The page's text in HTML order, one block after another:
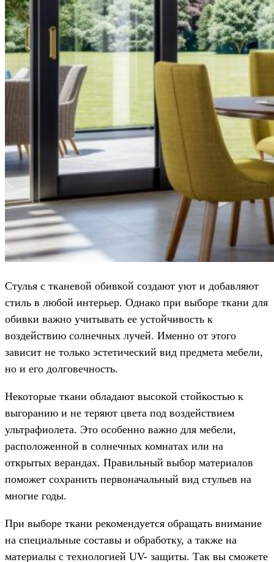
Стулья с тканевой обивкой создают уют и добавляют
стиль в любой интерьер. Однако при выборе ткани для
обивки важно учитывать ее устойчивость к
воздействию солнечных лучей. Именно от этого
зависит не только эстетический вид предмета мебели,
но и его долговечность.
Некоторые ткани обладают высокой стойкостью к
выгоранию и не теряют цвета под воздействием
ультрафиолета. Это особенно важно для мебели,
расположенной в солнечных комнатах или на
открытых верандах. Правильный выбор материалов
поможет сохранить первоначальный вид стульев на
многие годы.
При выборе ткани рекомендуется обращать внимание
на специальные составы и обработку, а также на
материалы с технологией UV- защиты. Так вы сможете